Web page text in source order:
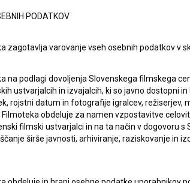
Fakultete dramskih umetnostiEdin
in organizatorka programaMarija
za gledališče, radio, film in
Ljubljana. Vstop na vse projekcije je prost.
PODATKOV
zagotavlja varovanje vseh osebnih podatkov v
na podlagi dovoljenja Slovenskega filmskega
ustvarjalcih in izvajalcih, ki so javno dostopni
rojstni datum in fotografije igralcev, režiserjev,
obdeluje za namen vzpostavitve
filmski ustvarjalci in na ta način v dogovoru
širše javnosti, arhiviranje, raziskovanje in